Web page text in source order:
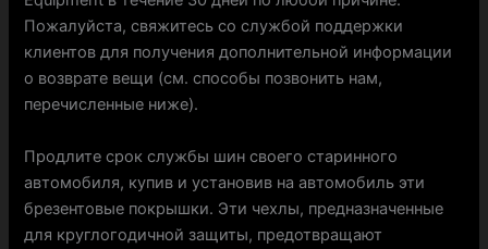
Пожалуйста, свяжитесь со службой поддержки
клиентов для получения дополнительной информации
о возврате вещи (см. способы позвонить нам,
перечисленные ниже).
Продлите срок службы шин своего старинного
автомобиля, купив и установив на автомобиль эти
брезентовые покрышки. Эти чехлы, предназначенные
для круглогодичной защиты, предотвращают